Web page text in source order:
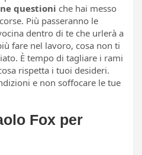
questioni che hai messo
Più passeranno le
dentro di te che urlerà a
fare nel lavoro, cosa non ti
È tempo di tagliare i rami
rispetta i tuoi desideri.
e non soffocare le tue
Fox per